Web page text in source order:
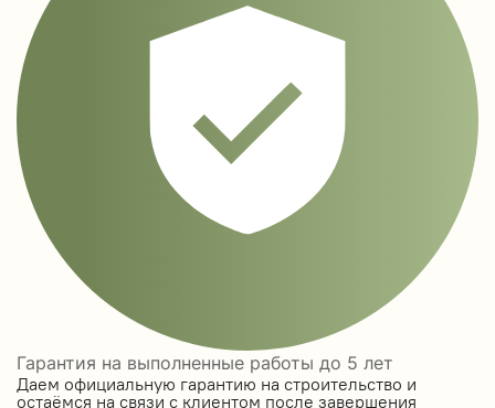
Гарантия на выполненные работы до 5 лет
Даем официальную гарантию на строительство и
остаёмся на связи с клиентом после завершения